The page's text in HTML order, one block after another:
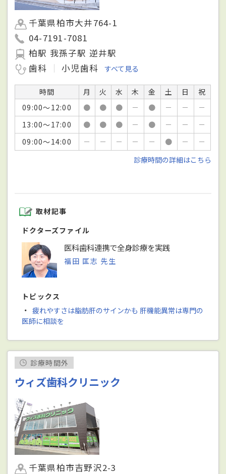
千葉県柏市大井764-1
04-7191-7081
柏駅 我孫子駅 逆井駅
歯科
小児歯科 すべて見る
時間 月 火 水 木 金 土 日
祝
09:00～12:00
● ● ● － ● － －
－
13:00～17:00
● ● ● － ● － －
－
09:00～14:00
－ － － － － ● －
－
診療時間の詳細はこちら
取材記事
ドクターズファイル
医科歯科連携で全身診療を実践
福田 匡志 先生
トピックス
・ 疲れやすさは脂肪肝のサインかも 肝機能異常は専門の
医師に相談を
診療時間外
ウィズ歯科クリニック
千葉県柏市吉野沢2-3